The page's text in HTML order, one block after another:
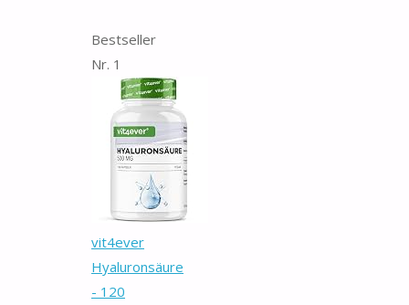
Bestseller
Nr. 1
vit4ever
Hyaluronsäure
- 120